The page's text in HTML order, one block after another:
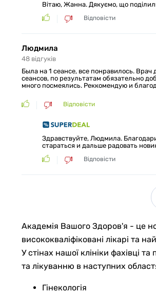
Вітаю, Жанна. Дякуємо, що
Відповісти
Людмила
48 відгуків
Была на 1 сеансе, все понравилось.
сеансов, по результатам обязательно
много посмеялись. Реккомендую и
Відповісти
Здравствуйте, Людмила.
стараться и дальше радовать
Відповісти
Академія Вашого Здоров'я - це
висококваліфіковані лікарі та
У стінах нашої клініки фахівці
та лікуванню в наступних
Гінекологія